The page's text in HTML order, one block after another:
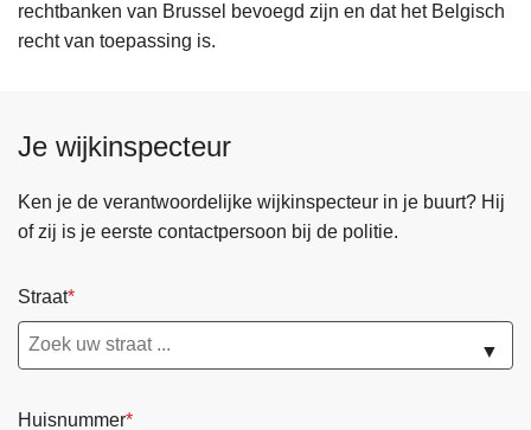
rechtbanken van Brussel bevoegd zijn en dat het Belgisch
recht van toepassing is.
Je wijkinspecteur
Ken je de verantwoordelijke wijkinspecteur in je buurt? Hij
of zij is je eerste contactpersoon bij de politie.
Straat
▼
Huisnummer